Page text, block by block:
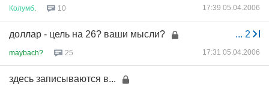
Колумб 10 17:39 05.04.2006
... 2
доллар - цель на 26? ваши мысли?
maybach? 25 17:31 05.04.2006
здесь записываются в...